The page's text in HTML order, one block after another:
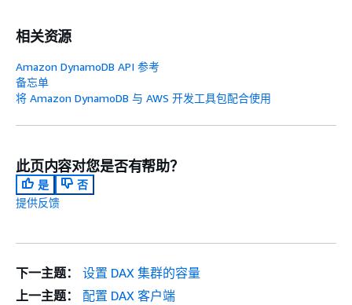
相关资源
Amazon DynamoDB API 参考
备忘单
将 Amazon DynamoDB 与 AWS 开发工具包配合使用
此页内容对您是否有帮助？
是
否
提供反馈
下一主题：
设置 DAX 集群的容量
上一主题：
配置 DAX 客户端